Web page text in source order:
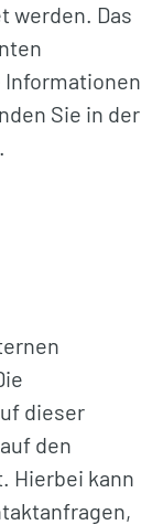
werden. Das
Sie in der
dieser
den
Hierbei kann